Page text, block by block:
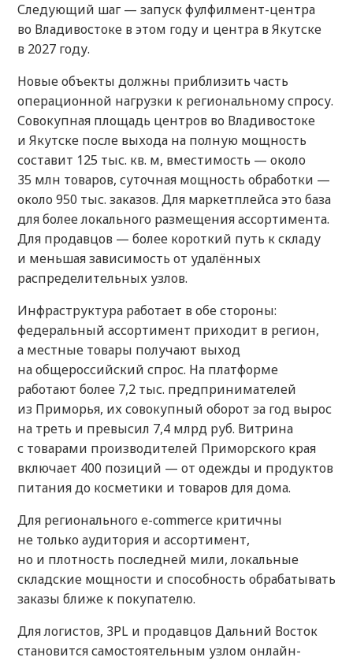
Следующий шаг — запуск фулфилмент-центра
во Владивостоке в этом году и центра в Якутске
в 2027 году.
Новые объекты должны приблизить часть
операционной нагрузки к региональному спросу.
Совокупная площадь центров во Владивостоке
и Якутске после выхода на полную мощность
составит 125 тыс. кв. м, вместимость — около
35 млн товаров, суточная мощность обработки —
около 950 тыс. заказов. Для маркетплейса это база
для более локального размещения ассортимента.
Для продавцов — более короткий путь к складу
и меньшая зависимость от удалённых
распределительных узлов.
Инфраструктура работает в обе стороны:
федеральный ассортимент приходит в регион,
а местные товары получают выход
на общероссийский спрос. На платформе
работают более 7,2 тыс. предпринимателей
из Приморья, их совокупный оборот за год вырос
на треть и превысил 7,4 млрд руб. Витрина
с товарами производителей Приморского края
включает 400 позиций — от одежды и продуктов
питания до косметики и товаров для дома.
Для регионального e-commerce критичны
не только аудитория и ассортимент,
но и плотность последней мили, локальные
складские мощности и способность обрабатывать
заказы ближе к покупателю.
Для логистов, 3PL и продавцов Дальний Восток
становится самостоятельным узлом онлайн-